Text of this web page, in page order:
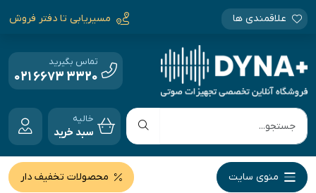
علاقمندی ها مسیریابی تا دفتر فروش
تماس بگیرید
021 6673 3320
خالیه
سبد خرید
منوی سایت محصولات تخفیف دار